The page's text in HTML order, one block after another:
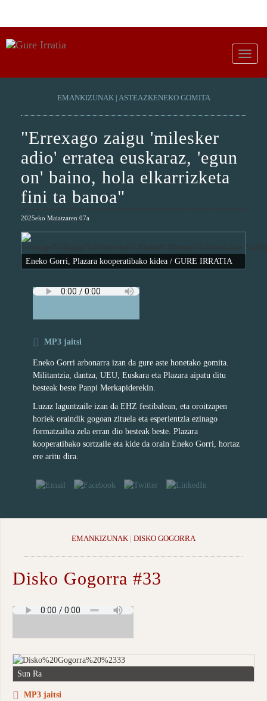
EMANKIZUNAK| ASTEAZKENEKO GOMITA
"Errexago zaigu 'milesker
adio' erratea euskaraz, 'egun
on' baino, hola elkarrizketa
fini ta banoa"
2025eko Maiatzaren 07a
Eneko Gorri, Plazara kooperatibako kidea / GURE IRRATIA
MP3 jaitsi
Eneko Gorri arbonarra izan da gure aste honetako gomita.
Militantzia, dantza, UEU, Euskara eta Plazara aipatu ditu
besteak beste Panpi Merkapiderekin.
Luzaz laguntzaile izan da EHZ festibalean, eta oroitzapen
horiek oraindik gogoan zituela eta esperientzia ezinago
formatzailea zela erran dio besteak beste. Plazara
kooperatibako sortzaile eta kide da orain Eneko Gorri, hortaz
ere aritu dira.
EMANKIZUNAK| DISKO GOGORRA
Disko Gogorra #33
Sun Ra
MP3 jaitsi